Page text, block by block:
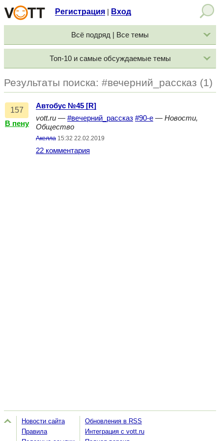
Регистрация Вход
Всё подряд | Все темы
Топ-10 и самые обсуждаемые темы
Результаты поиска: #вечерний_рассказ (1)
157
В пену
Автобус №45 [R]
vott.ru — #вечерний_рассказ #90-е — Новости,
Общество
Акелла 15:32 22.02.2019
22 комментария
Новости сайта
Правила
Обновления в RSS
Интеграция с vott.ru